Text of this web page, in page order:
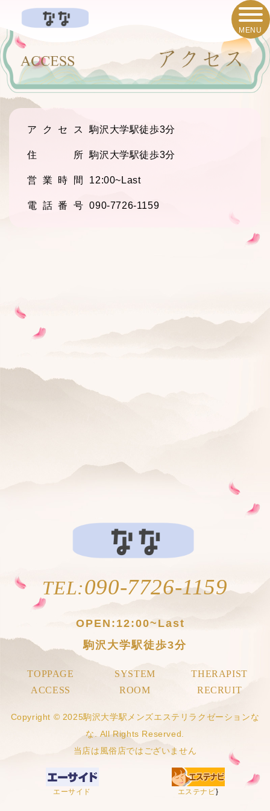
MENU
アクセス 駒沢大学駅徒歩3分
住 所 駒沢大学駅徒歩3分
営業時間 12:00~Last
電話番号 090-7726-1159
TEL:090-7726-1159
OPEN: 12:00~Last
駒沢大学駅徒歩3分
TOPPAGE SYSTEM
THERAPIST
ACCESS
ROOM RECRUIT
Copyright © 2025駒沢大学駅メンズエステリラクゼーションな
な. All Rights Reserved.
当店は風俗店ではございません
エーサイド エステナビ}